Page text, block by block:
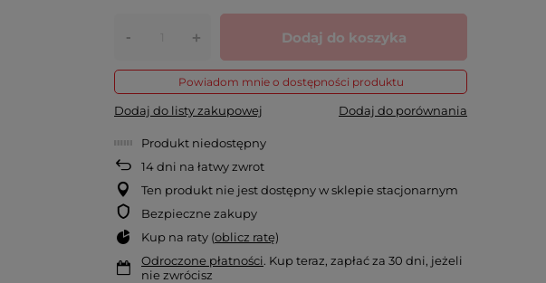
- + Dodaj do koszyka
Powiadom mnie o dostępności produktu
Dodaj do listy zakupowej Dodaj do porównania
Produkt niedostępny
14dni na łatwy zwrot
Ten produkt nie jest dostępny w sklepie stacjonarnym
Bezpieczne zakupy
Kup na raty (oblicz ratę)
Odroczone płatności. Kup teraz, zapłać za 30 dni, jeżeli
nie zwrócisz